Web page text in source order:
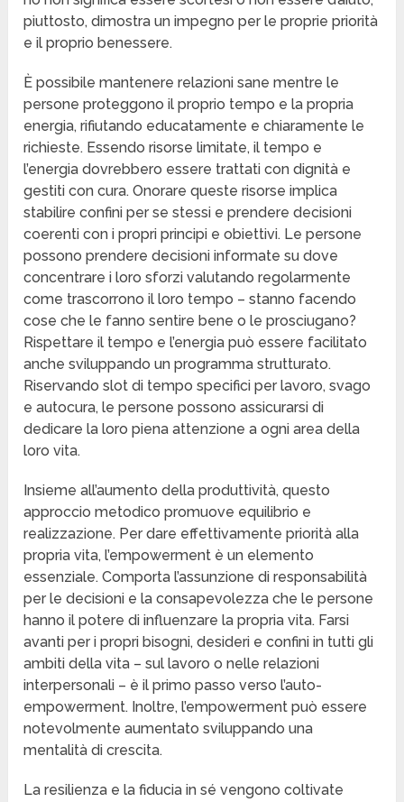
piuttosto, dimostra un impegno per le proprie priorità
e il proprio benessere.
È possibile mantenere relazioni sane mentre le
persone proteggono il proprio tempo e la propria
energia, rifiutando educatamente e chiaramente le
richieste. Essendo risorse limitate, il tempo e
l’energia dovrebbero essere trattati con dignità e
gestiti con cura. Onorare queste risorse implica
stabilire confini per se stessi e prendere decisioni
coerenti con i propri principi e obiettivi. Le persone
possono prendere decisioni informate su dove
concentrare i loro sforzi valutando regolarmente
come trascorrono il loro tempo – stanno facendo
cose che le fanno sentire bene o le prosciugano?
Rispettare il tempo e l’energia può essere facilitato
anche sviluppando un programma strutturato.
Riservando slot di tempo specifici per lavoro, svago
e autocura, le persone possono assicurarsi di
dedicare la loro piena attenzione a ogni area della
loro vita.
Insieme all’aumento della produttività, questo
approccio metodico promuove equilibrio e
realizzazione. Per dare effettivamente priorità alla
propria vita, l’empowerment è un elemento
essenziale. Comporta l’assunzione di responsabilità
per le decisioni e la consapevolezza che le persone
hanno il potere di influenzare la propria vita. Farsi
avanti per i propri bisogni, desideri e confini in tutti gli
ambiti della vita – sul lavoro o nelle relazioni
interpersonali – è il primo passo verso l’auto-
empowerment. Inoltre, l’empowerment può essere
notevolmente aumentato sviluppando una
mentalità di crescita.
La resilienza e la fiducia in sé vengono coltivate